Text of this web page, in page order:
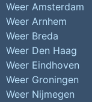
Weer Amsterdam
Weer Arnhem
Weer Breda
Weer Den Haag
Weer Eindhoven
Weer Groningen
Weer Nijmegen